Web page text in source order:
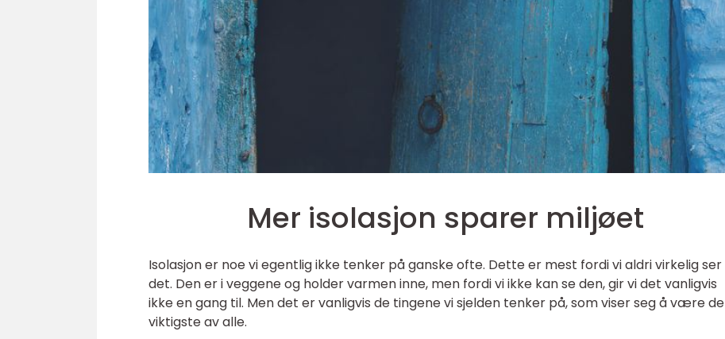
Mer isolasjon sparer miljøet
Isolasjon er noe vi egentlig ikke tenker på ganske ofte. Dette er mest fordi vi aldri virkelig ser
det. Den er i veggene og holder varmen inne, men fordi vi ikke kan se den, gir vi det vanligvis
ikke en gang til. Men det er vanligvis de tingene vi sjelden tenker på, som viser seg å være de
viktigste av alle.